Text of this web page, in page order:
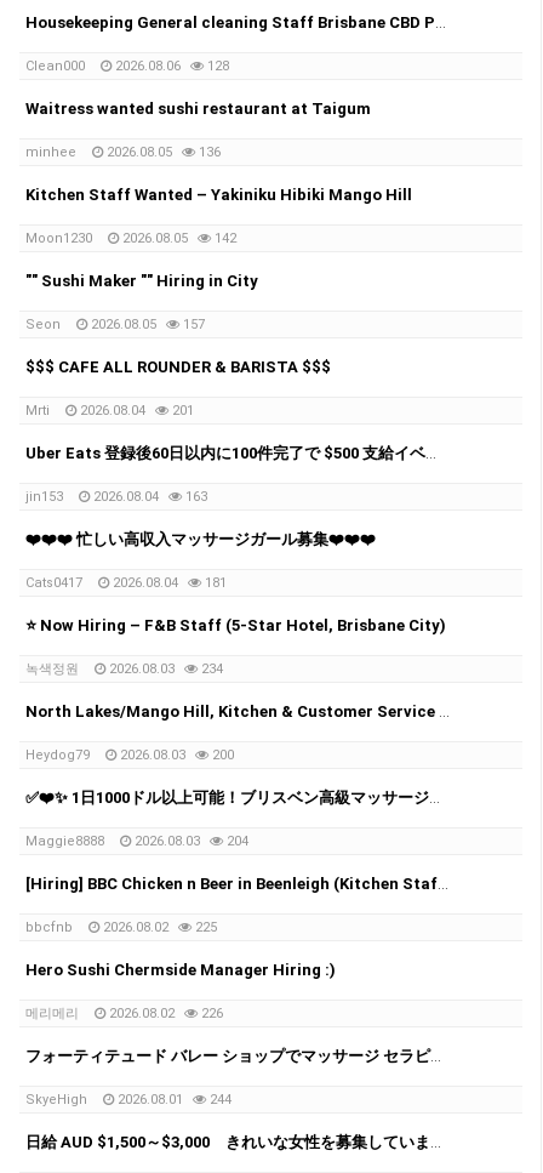
Housekeeping General cleaning Staff Brisbane CBD Private Club Hotel
Clean000 2026.08.06 128
Waitress wanted sushi restaurant at Taigum
minhee 2026.08.05 136
Kitchen Staff Wanted – Yakiniku Hibiki Mango Hill
Moon1230 2026.08.05 142
"" Sushi Maker "" Hiring in City
Seon 2026.08.05 157
$$$ CAFE ALL ROUNDER & BARISTA $$$
Mrti 2026.08.04 201
Uber Eats 登録後60日以内に100件完了で $500 支給イベント実施中！
jin153 2026.08.04 163
❤️❤️❤️ 忙しい高収入マッサージガール募集❤️❤️❤️
Cats0417 2026.08.04 181
⭐️ Now Hiring – F&B Staff (5-Star Hotel, Brisbane City)
녹색정원 2026.08.03 234
North Lakes/Mango Hill, Kitchen & Customer Service Team Member Wanted (15–20 hrs/wk)
Heydog79 2026.08.03 200
✅❤️✨ 1日1000ドル以上可能！ブリスベン高級マッサージチェーン スタッフ募集中 ✨✅❤️
Maggie8888 2026.08.03 204
[Hiring] BBC Chicken n Beer in Beenleigh (Kitchen Staff wanted)
bbcfnb 2026.08.02 225
Hero Sushi Chermside Manager Hiring :)
메리메리 2026.08.02 226
フォーティテュード バレー ショップでマッサージ セラピストを募集中
SkyeHigh 2026.08.01 244
日給 AUD $1,500～$3,000 きれいな女性を募集しています。